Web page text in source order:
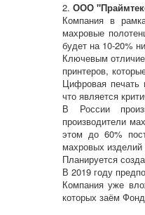
2. ООО
Компания в
махровые
будет на 10-20%
Ключевым
принтеров,
Цифровая печать
что является
В России
производители
этом до 60%
махровых изделий
Планируется
В 2019 году
Компания уже
которых заём